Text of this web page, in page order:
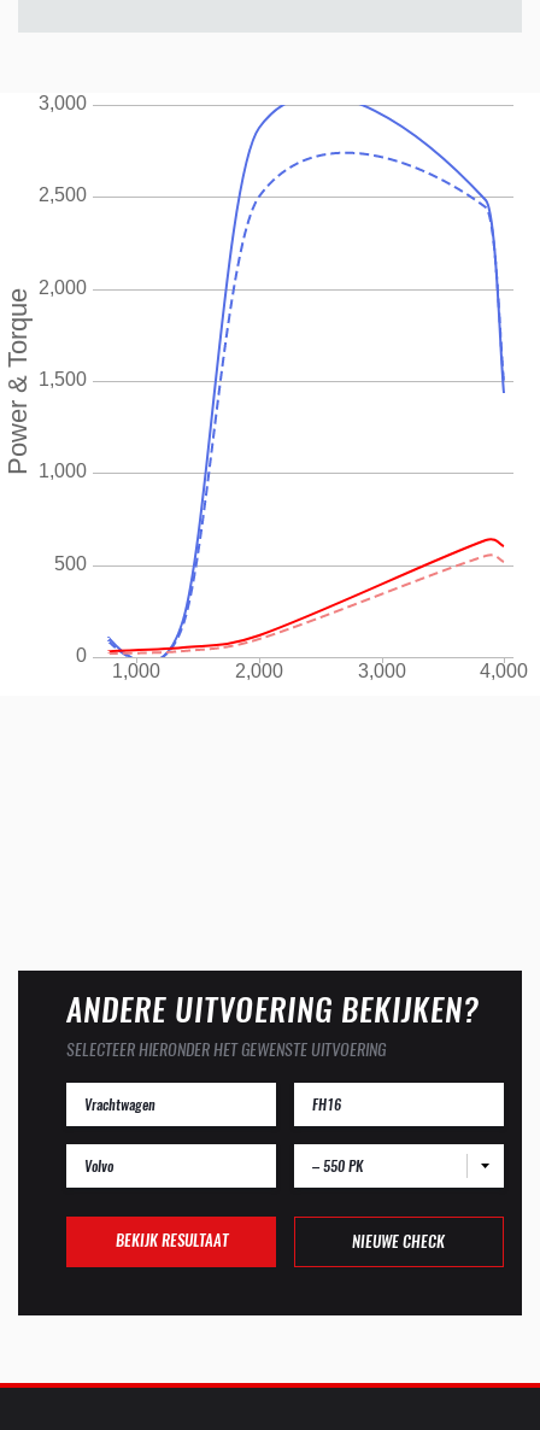
ANDERE UITVOERING BEKIJKEN?
SELECTEER HIERONDER HET GEWENSTE UITVOERING
– 550 PK
BEKIJK RESULTAAT NIEUWE CHECK